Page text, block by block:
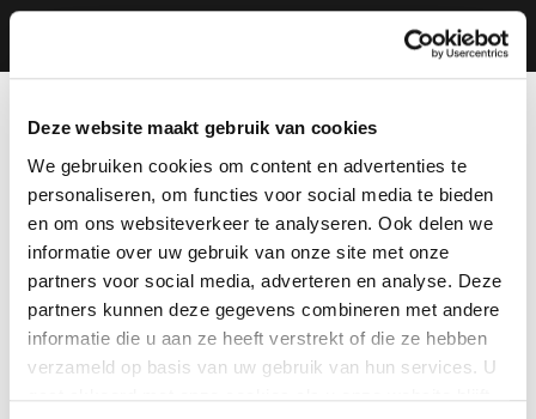
Deze website maakt gebruik van cookies
We gebruiken cookies om content en advertenties te
personaliseren, om functies voor social media te bieden
en om ons websiteverkeer te analyseren. Ook delen we
informatie over uw gebruik van onze site met onze
partners voor social media, adverteren en analyse. Deze
partners kunnen deze gegevens combineren met andere
informatie die u aan ze heeft verstrekt of die ze hebben
verzameld op basis van uw gebruik van hun services. U